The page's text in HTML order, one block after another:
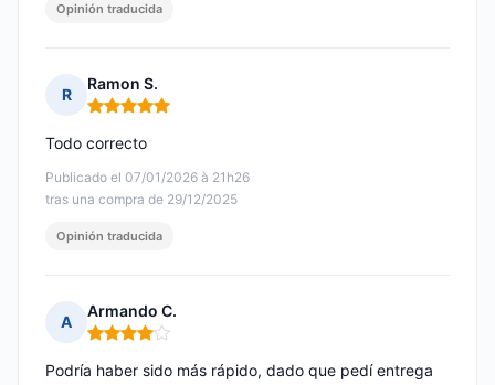
Opinión traducida
R
Ramon S.
Nota: 5 de 5
Publicado el 07/01/2026 à 21h26
tras una compra de 29/12/2025
Todo correcto
Opinión traducida
A
Armando C.
Nota: 4 de 5
Podría haber sido más rápido, dado que pedí entrega